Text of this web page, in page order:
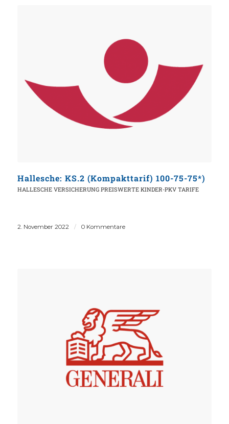
Hallesche: KS.2 (Kompakttarif) 100-75-75*)
HALLESCHE VERSICHERUNG PREISWERTE KINDER-PKV TARIFE
2. November 2022 / 0 Kommentare